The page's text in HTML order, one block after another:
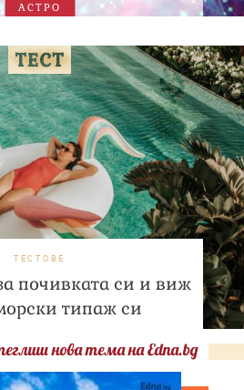
АСТРО
ТЕСТОВЕ
почивката си и виж
типаж си
нова тема на Edna.bg